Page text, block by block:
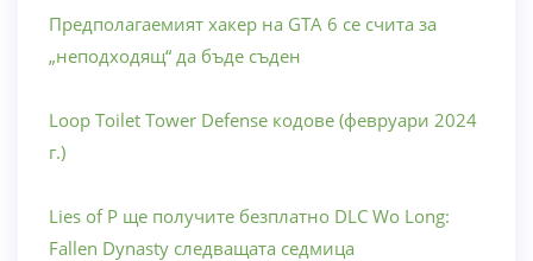
Предполагаемият хакер на GTA 6 се счита за
„неподходящ“ да бъде съден
Loop Toilet Tower Defense кодове (февруари 2024
г.)
Lies of P ще получите безплатно DLC Wo Long:
Fallen Dynasty следващата седмица